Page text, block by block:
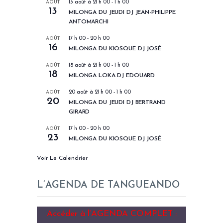
AOÛT
13
13 août à 21 h 00 - 1 h 00
MILONGA DU JEUDI DJ JEAN-PHILIPPE
ANTOMARCHI
AOÛT
16
17 h 00 - 20 h 00
MILONGA DU KIOSQUE DJ JOSÉ
AOÛT
18
18 août à 21 h 00 - 1 h 00
MILONGA LOKA DJ EDOUARD
AOÛT
20
20 août à 21 h 00 - 1 h 00
MILONGA DU JEUDI DJ BERTRAND
GIRARD
AOÛT
23
17 h 00 - 20 h 00
MILONGA DU KIOSQUE DJ JOSÉ
Voir Le Calendrier
L’AGENDA DE TANGUEANDO
Accéder à l’AGENDA COMPLET :